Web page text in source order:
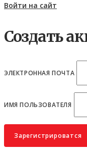
Войти на сайт
Создать
ЭЛЕКТРОННАЯ ПОЧТА
ИМЯ ПОЛЬЗОВАТЕЛЯ